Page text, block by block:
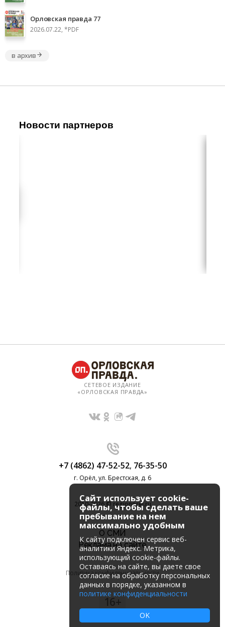
Орловская правда 77
2026.07.22, *PDF
в архив
Новости партнеров
СЕТЕВОЕ ИЗДАНИЕ
«ОРЛОВСКАЯ ПРАВДА»
+7 (4862) 47-52-52, 76-35-50
г. Орёл, ул. Брестская, д. 6
2010-2026 © regionorel.ru
О СМИ
Реклама на сайте
Политика конфиденциальности
16+
Сайт использует cookie-
файлы, чтобы сделать ваше
пребывание на нем
максимально удобным
К cайту подключен сервис веб-
аналитики Яндекс. Метрика,
использующий cookie-файлы.
Оставаясь на сайте, вы даете свое
согласие на обработку персональных
данных в порядке, указанном в
политике конфиденциальности
OK